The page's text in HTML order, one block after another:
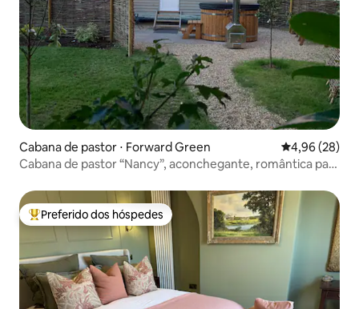
Cabana de pastor ⋅ Forward Green 4,96 de uma
4,96 (28)
Cabana de pastor “Nancy”, aconchegante, romântica para
Entre os melhores preferidos dos hóspedes
Preferido dos hóspedes